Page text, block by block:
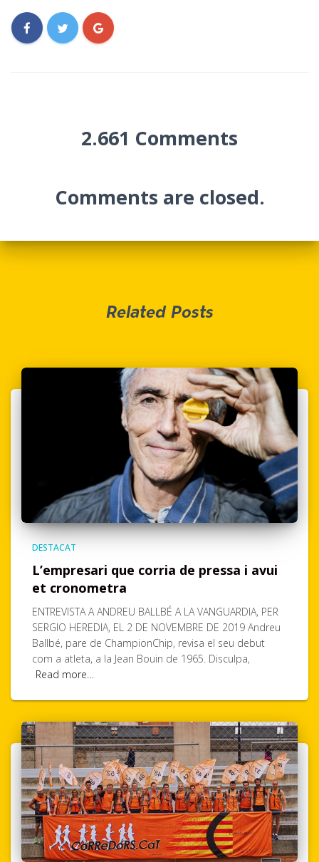
2.661 Comments
Comments are closed.
Related Posts
DESTACAT
L’empresari que corria de pressa i avui
et cronometra
ENTREVISTA A ANDREU BALLBÉ A LA VANGUARDIA, PER
SERGIO HEREDIA, EL 2 DE NOVEMBRE DE 2019 Andreu
Ballbé, pare de ChampionChip, revisa el seu debut
com a atleta, a la Jean Bouin de 1965. Disculpa,
Read more…